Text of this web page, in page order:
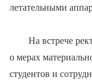
летательными
На встрече
о мерах
студентов и